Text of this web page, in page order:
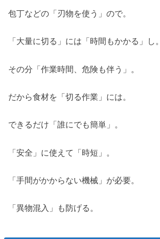
包丁などの「刃物を使う」ので。
「大量に切る」には「時間もかかる」し。
その分「作業時間、危険も伴う」。
だから食材を「切る作業」には。
できるだけ「誰にでも簡単」。
「安全」に使えて「時短」。
「手間がかからない機械」が必要。
「異物混入」も防げる。